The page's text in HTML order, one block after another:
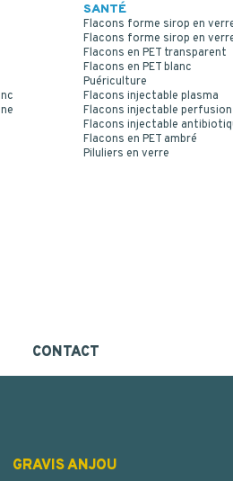
SANTÉ
Flacons forme sirop en
Flacons forme sirop en
Flacons en PET transparent
Flacons en PET blanc
Puériculture
Flacons injectable plasma
Flacons injectable perfusion
Flacons injectable
Flacons en PET ambré
Piluliers en verre
CONTACT
GRAVIS ANJOU